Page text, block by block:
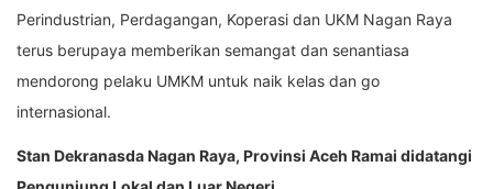
Perindustrian, Perdagangan, Koperasi dan UKM Nagan Raya
terus berupaya memberikan semangat dan senantiasa
mendorong pelaku UMKM untuk naik kelas dan go
internasional.
Stan Dekranasda Nagan Raya, Provinsi Aceh Ramai didatangi